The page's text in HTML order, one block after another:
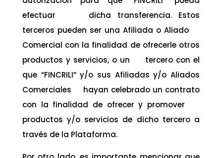
efectuar dicha transferencia. Estos
terceros pueden ser una Afiliada o Aliado
Comercial con la finalidad de ofrecerle otros
productos y servicios, o un tercero con el
que “FINCRILI” y/o sus Afiliadas y/o Aliados
Comerciales hayan celebrado un contrato
con la finalidad de ofrecer y promover
productos y/o servicios de dicho tercero a
través de la Plataforma.